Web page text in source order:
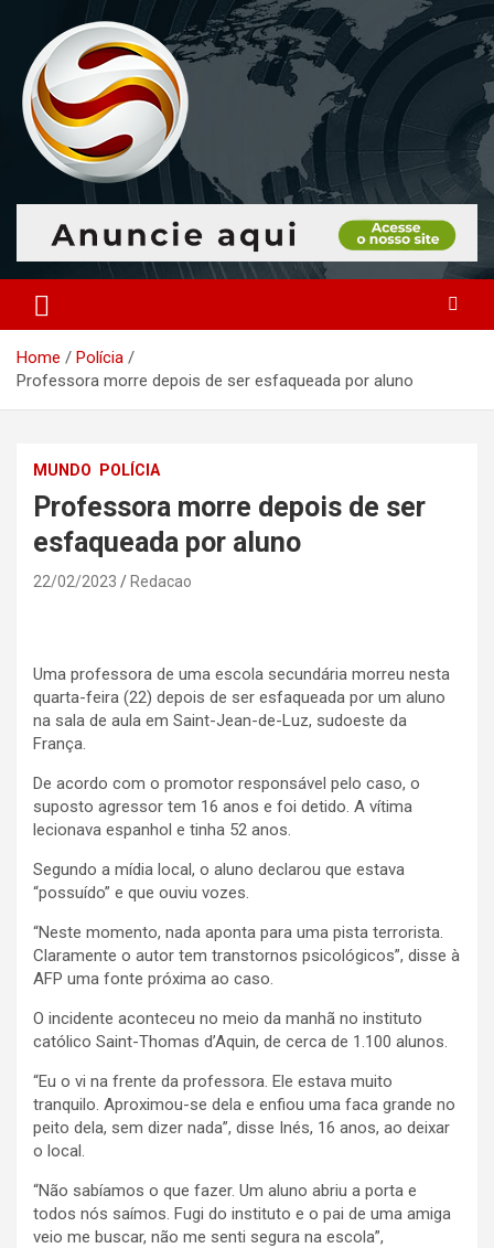
content
Portal Monitoramento
O portal que manitora a notícias para você!
Home
Polícia
Professora morre depois de ser esfaqueada por aluno
MUNDO POLÍCIA
Professora morre depois de ser
esfaqueada por aluno
22/02/2023 Redacao
Uma professora de uma escola secundária morreu nesta
quarta-feira (22) depois de ser esfaqueada por um aluno
na sala de aula em Saint-Jean-de-Luz, sudoeste da
França.
De acordo com o promotor responsável pelo caso, o
suposto agressor tem 16 anos e foi detido. A vítima
lecionava espanhol e tinha 52 anos.
Segundo a mídia local, o aluno declarou que estava
“possuído” e que ouviu vozes.
“Neste momento, nada aponta para uma pista terrorista.
Claramente o autor tem transtornos psicológicos”, disse à
AFP uma fonte próxima ao caso.
O incidente aconteceu no meio da manhã no instituto
católico Saint-Thomas d’Aquin, de cerca de 1.100 alunos.
“Eu o vi na frente da professora. Ele estava muito
tranquilo. Aproximou-se dela e enfiou uma faca grande no
peito dela, sem dizer nada”, disse Inés, 16 anos, ao deixar
o local.
“Não sabíamos o que fazer. Um aluno abriu a porta e
todos nós saímos. Fugi do instituto e o pai de uma amiga
veio me buscar, não me senti segura na escola”,